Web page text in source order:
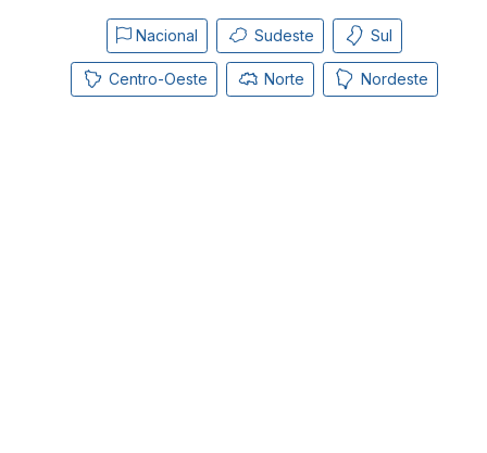
Nacional Sudeste Sul
Centro-Oeste Norte Nordeste